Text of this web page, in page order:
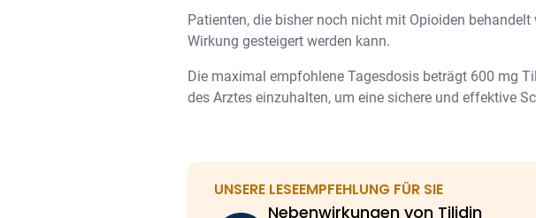
Patienten, die bisher noch nicht mit Opioiden
Wirkung gesteigert werden kann.
Die maximal empfohlene Tagesdosis beträgt 600 mg
des Arztes einzuhalten, um eine sichere und effektive
UNSERE LESEEMPFEHLUNG FÜR SIE
Nebenwirkungen von Tilidin